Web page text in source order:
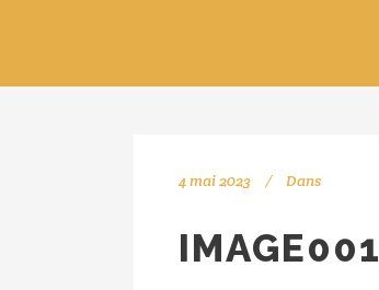
4 mai 2023 Dans
IMAGE001